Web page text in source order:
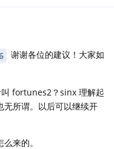
谢谢各位的建议！大家如
fortunes2？sinx 理解起
无所谓。以后可以继续开
来的。